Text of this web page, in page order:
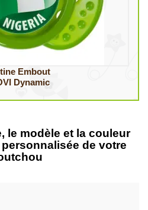
Embout
Dynamic
le modèle et la couleur
de votre